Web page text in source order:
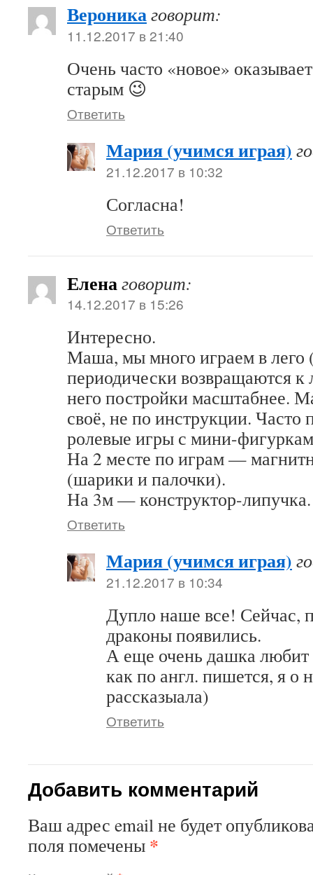
Вероникаговорит:
11.12.2017 в 21:40
Очень часто «новое»
старым 😉
Ответить
Мария (учимся играя)
21.12.2017 в 10:32
Согласна!
Ответить
Еленаговорит:
14.12.2017 в 15:26
Интересно.
Маша, мы много играем в лего
периодически возвращаются к
него постройки масштабнее.
своё, не по инструкции.
ролевые игры с мини-
На 2 месте по играм —
(шарики и палочки).
На 3м — конструктор-липучка.
Ответить
Мария (учимся играя)
21.12.2017 в 10:34
Дупло наше все! Сейчас,
драконы появились.
А еще очень дашка
как по англ. пишется, я о
рассказыала)
Ответить
Добавить комментарий
Ваш адрес email не будет
поля помечены *